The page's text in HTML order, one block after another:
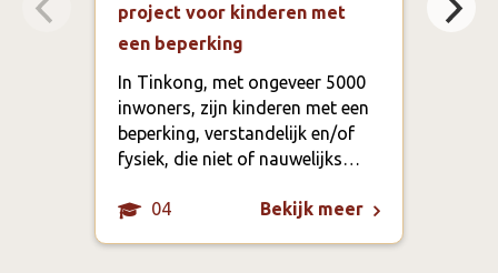
project voor kinderen met
een beperking
In Tinkong, met ongeveer 5000
inwoners, zijn kinderen met een
beperking, verstandelijk en/of
fysiek, die niet of nauwelijks…
04 Bekijk meer